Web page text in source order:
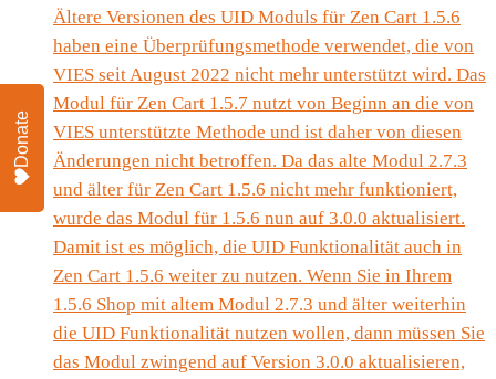
Ältere Versionen des UID Moduls für Zen Cart 1.5.6
haben eine Überprüfungsmethode verwendet, die von
VIES seit August 2022 nicht mehr unterstützt wird. Das
Modul für Zen Cart 1.5.7 nutzt von Beginn an die von
VIES unterstützte Methode und ist daher von diesen
Änderungen nicht betroffen. Da das alte Modul 2.7.3
und älter für Zen Cart 1.5.6 nicht mehr funktioniert,
wurde das Modul für 1.5.6 nun auf 3.0.0 aktualisiert.
Damit ist es möglich, die UID Funktionalität auch in
Zen Cart 1.5.6 weiter zu nutzen. Wenn Sie in Ihrem
1.5.6 Shop mit altem Modul 2.7.3 und älter weiterhin
die UID Funktionalität nutzen wollen, dann müssen Sie
das Modul zwingend auf Version 3.0.0 aktualisieren,
Donate